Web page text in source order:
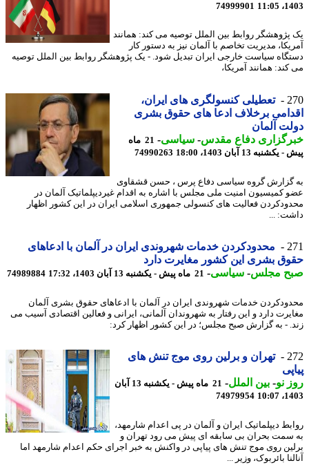
74999901
روابط بین الملل توصیه می کند: همانند
مدیریت تخاصم با آلمان نیز به دستور کار
سیاست خارجی ایران تبدیل شود. - یک پژوهشگر روابط بین الملل توصیه
همانند آمریکا،
تعطیلی کنسولگری های ایران،
برخلاف ادعا های حقوق بشری
آلمان
دفاع مقدس-سیاسی-
21 ماه
13 آبان 1403، 18:00
74990263
گزارش گروه سیاسی دفاع پرس ، حسن قشقاوی
کمیسیون امنیت ملی مجلس با اشاره به اقدام غیردیپلماتیک آلمان در
فعالیت های کنسولی جمهوری اسلامی ایران در این کشور اظهار
...
محدودکردن خدمات شهروندی ایران در آلمان با ادعاهای
بشری این کشور مغایرت دارد
مجلس-سیاسی-21 ماه پیش - یکشنبه 13 آبان 1403، 17:32 74989884
خدمات شهروندی ایران در آلمان با ادعاهای حقوق بشری آلمان
دارد و این رفتار به شهروندان آلمانی، ایرانی و فعالین اقتصادی آسیب می
- به گزارش صبح مجلس؛ در این کشور اظهار کرد:
تهران و برلین روی موج تنش های
نو- بین الملل-
21 ماه پیش - یکشنبه 13 آبان
74979954
دیپلماتیک ایران و آلمان در پی اعدام شارمهد،
بحران بی سابقه ای پیش می رود تهران و
روی موج تنش های پیاپی در واکنش به خبر اجرای حکم اعدام شارمهد اما
بائربوک، وزیر ...